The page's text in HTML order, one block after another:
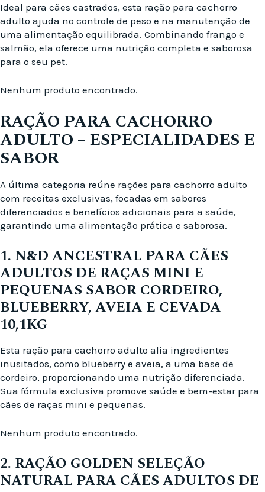
Ideal para cães castrados, esta ração para cachorro
adulto ajuda no controle de peso e na manutenção de
uma alimentação equilibrada. Combinando frango e
salmão, ela oferece uma nutrição completa e saborosa
para o seu pet.
Nenhum produto encontrado.
RAÇÃO PARA CACHORRO
ADULTO – ESPECIALIDADES E
SABOR
A última categoria reúne rações para cachorro adulto
com receitas exclusivas, focadas em sabores
diferenciados e benefícios adicionais para a saúde,
garantindo uma alimentação prática e saborosa.
1. N&D ANCESTRAL PARA CÃES
ADULTOS DE RAÇAS MINI E
PEQUENAS SABOR CORDEIRO,
BLUEBERRY, AVEIA E CEVADA
10,1KG
Esta ração para cachorro adulto alia ingredientes
inusitados, como blueberry e aveia, a uma base de
cordeiro, proporcionando uma nutrição diferenciada.
Sua fórmula exclusiva promove saúde e bem-estar para
cães de raças mini e pequenas.
Nenhum produto encontrado.
2. RAÇÃO GOLDEN SELEÇÃO
NATURAL PARA CÃES ADULTOS DE